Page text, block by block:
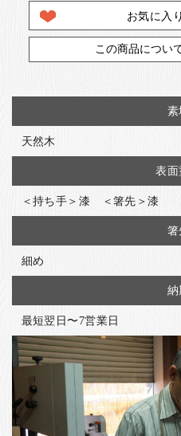
お気に入
この商品につい
素
天然木
表面
＜持ち手＞漆 ＜箸先＞漆
箸
細め
納
最短翌日〜7営業日